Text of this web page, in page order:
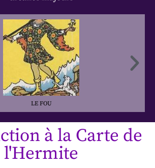
LE FOU
à la Carte de
l'Hermite